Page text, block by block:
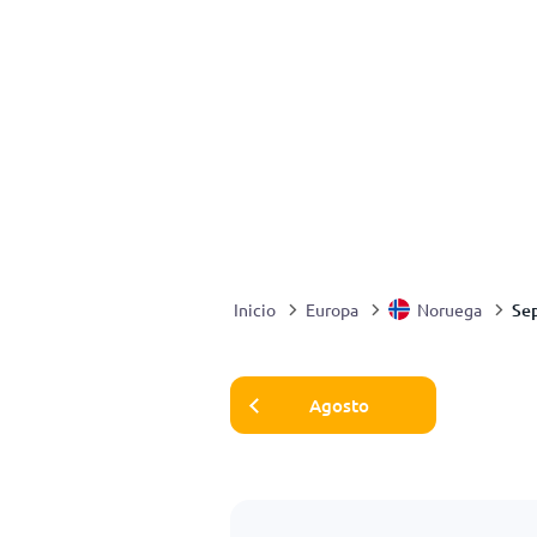
Inicio Europa Noruega
Agosto